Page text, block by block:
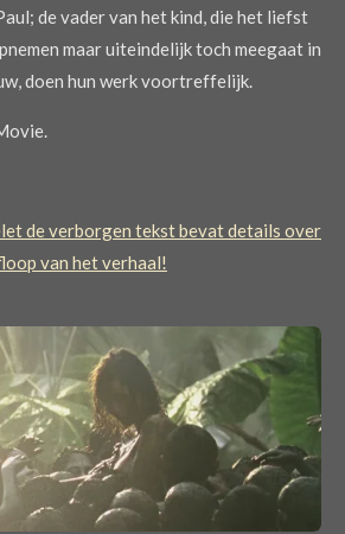
de vader van het kind, die het liefst
maar uiteindelijk toch meegaat in
doen hun werk voortreffelijk.
de verborgen tekst bevat details over
van het verhaal!